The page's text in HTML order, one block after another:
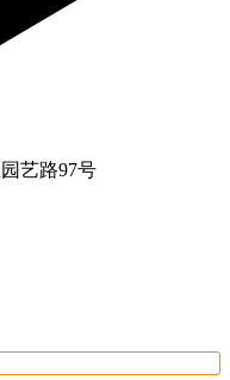
艺路97号